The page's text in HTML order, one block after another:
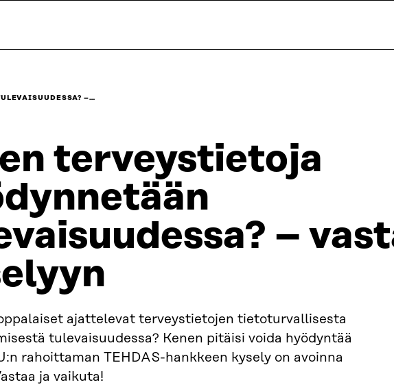
–…
terveystietoja
–
ajattelevat terveystietojen tietoturvallisesta
tulevaisuudessa? Kenen pitäisi voida hyödyntää
rahoittaman TEHDAS-hankkeen kysely on avoinna
ja vaikuta!